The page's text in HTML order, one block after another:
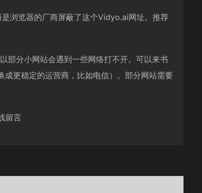
浏览器的厂商屏蔽了这个Vidyo.ai网址。推荐
部分小网站会遇到一些网络打不开。可以来书
更稳定的运营商，比如电信）。部分网站需要
留言